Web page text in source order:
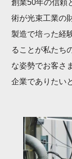
創業50年の信頼
術が光束工業の
製造で培った経
ることが私たち
な姿勢でお客さ
企業でありたい